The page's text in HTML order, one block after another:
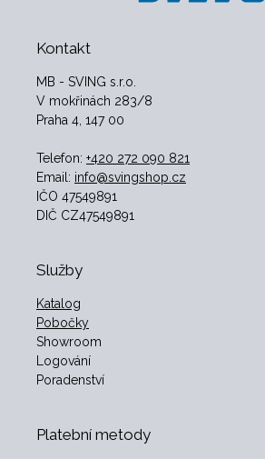
Kontakt
MB - SVING s.r.o.
V mokřinách 283/8
Praha 4, 147 00
Telefon: +420 272 090 821
Email: info@svingshop.cz
IČO 47549891
DIČ CZ47549891
Služby
Katalog
Pobočky
Showroom
Logování
Poradenství
Platební metody